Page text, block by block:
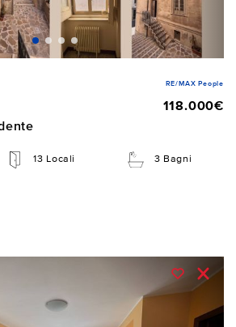
RE/MAX People
118.000€
13 Locali 3 Bagni